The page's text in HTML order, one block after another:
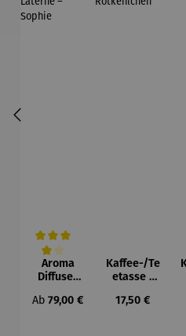
Durchschnittliche Bewertung von 4
Aroma
Diffuser
Laterne –
Regulärer Preis:
Ab79,00 €
Kaffee-/Te
etasse |
en
Regulärer
17,50 €